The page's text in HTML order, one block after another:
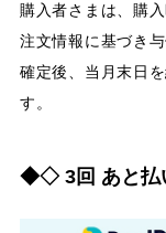
購入者さまは、購
注文情報に基づき
確定後、当月末日
す。
◆◇ 3回 あと払